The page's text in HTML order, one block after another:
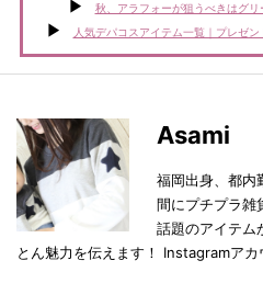
秋、アラフォーが狙うべきはグリ
人気デパコスアイテム一覧｜プレゼ
Asami
福岡出身、都内
間にプチプラ雑
話題のアイテム
とん魅力を伝えます！ Instagramアカ